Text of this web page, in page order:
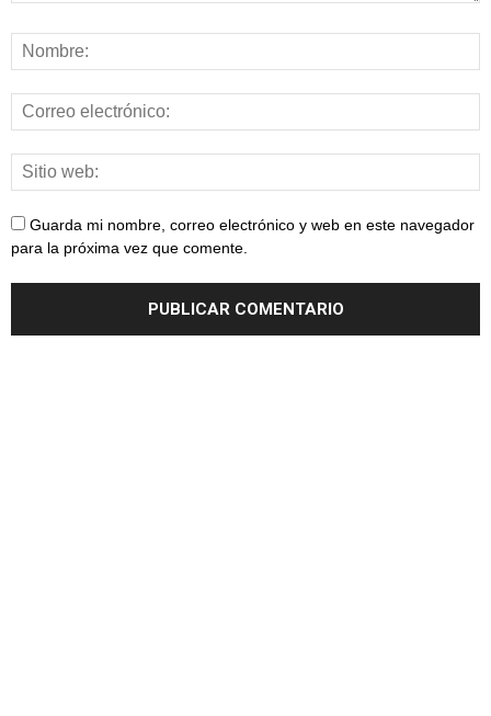
Guarda mi nombre, correo electrónico y web en este navegador
para la próxima vez que comente.